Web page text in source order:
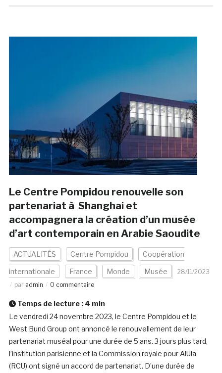
Le Centre Pompidou renouvelle son
partenariat à Shanghai et
accompagnera la création d’un musée
d’art contemporain en Arabie Saoudite
ACTUALITÉS Centre Pompidou Coopération
internationale France Monde Musée
28/11/2023
par admin 0 commentaire
Temps de lecture : 4 min
Le vendredi 24 novembre 2023, le Centre Pompidou et le
West Bund Group ont annoncé le renouvellement de leur
partenariat muséal pour une durée de 5 ans. 3 jours plus tard,
l’institution parisienne et la Commission royale pour AlUla
(RCU) ont signé un accord de partenariat. D’une durée de